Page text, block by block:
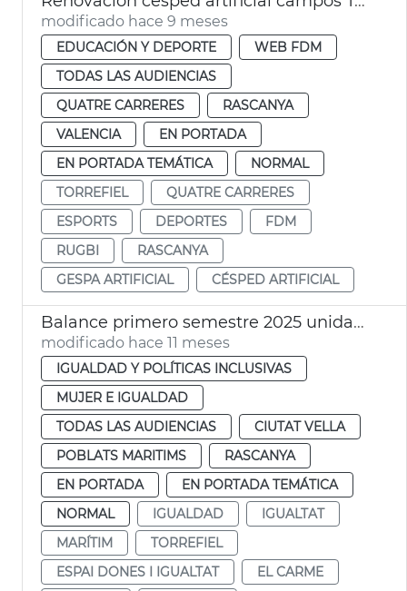
modificado hace 9 meses
EDUCACIÓN Y DEPORTE
WEB FDM
TODAS LAS AUDIENCIAS
QUATRE CARRERES
RASCANYA
VALENCIA
EN PORTADA
EN PORTADA TEMÁTICA
NORMAL
TORREFIEL
QUATRE CARRERES
ESPORTS
DEPORTES
FDM
RUGBI
RASCANYA
GESPA ARTIFICIAL
CÉSPED ARTIFICIAL
Balance primero semestre 2025 unidades igualdad Ayuntamiento de València
modificado hace 11 meses
IGUALDAD Y POLÍTICAS INCLUSIVAS
MUJER E IGUALDAD
TODAS LAS AUDIENCIAS
CIUTAT VELLA
POBLATS MARITIMS
RASCANYA
EN PORTADA
EN PORTADA TEMÁTICA
NORMAL
IGUALDAD
IGUALTAT
MARÍTIM
TORREFIEL
ESPAI DONES I IGUALTAT
EL CARME